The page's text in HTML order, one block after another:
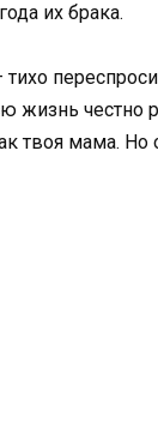
их брака.
жизнь честно
твоя мама. Но